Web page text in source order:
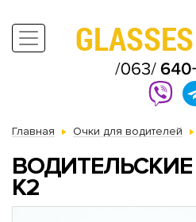
Главная Очки для водителей
ВОДИТЕЛЬСКИЕ
K2